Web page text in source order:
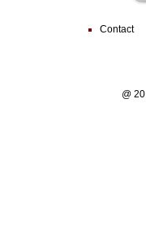
Contact
@